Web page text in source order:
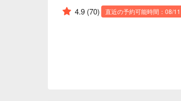
4.9 (70) 直近の予約可能時間：08/11